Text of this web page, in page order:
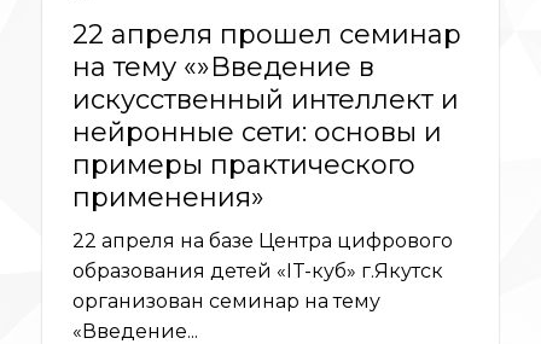
22 апреля прошел семинар
на тему «»Введение в
искусственный интеллект и
нейронные сети: основы и
примеры практического
применения»
22 апреля на базе Центра цифрового
образования детей «IT-куб» г.Якутск
организован семинар на тему
«Введение...